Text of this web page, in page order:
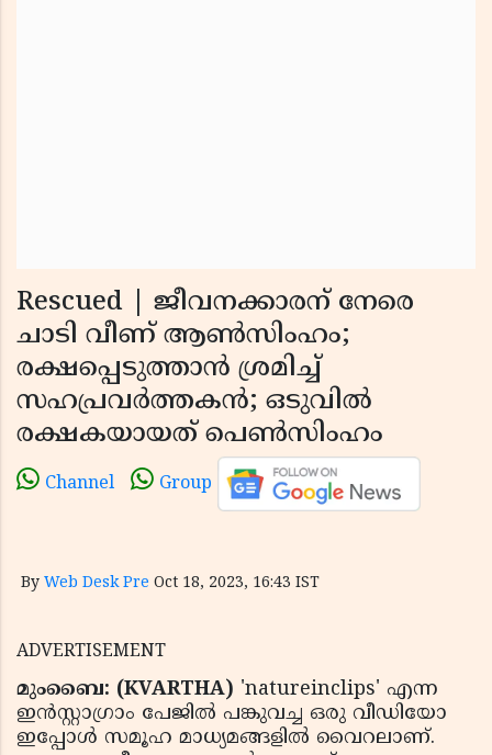
Rescued | ജീവനക്കാരന് നേരെ
ചാടി വീണ് ആണ്‍സിംഹം;
രക്ഷപ്പെടുത്താന്‍ ശ്രമിച്ച്
സഹപ്രവര്‍ത്തകന്‍; ഒടുവില്‍
രക്ഷകയായത് പെണ്‍സിംഹം
Channel Group
By Web Desk Pre Oct 18, 2023, 16:43 IST
ADVERTISEMENT
മുംബൈ: (KVARTHA) 'natureinclips' എന്ന
ഇന്‍സ്റ്റാഗ്രാം പേജില്‍ പങ്കുവച്ച ഒരു വീഡിയോ
ഇപ്പോള്‍ സമൂഹ മാധ്യമങ്ങളില്‍ വൈറലാണ്.